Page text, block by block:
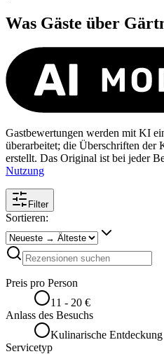
Was Gäste über
Gastbewertungen werden mit KI
überarbeitet; die Überschriften der
erstellt. Das Original ist bei jeder
Nutzung
Filter
Sortieren:
Preis pro Person
11 - 20 €
Anlass des Besuchs
Kulinarische Entdeckung
Servicetyp